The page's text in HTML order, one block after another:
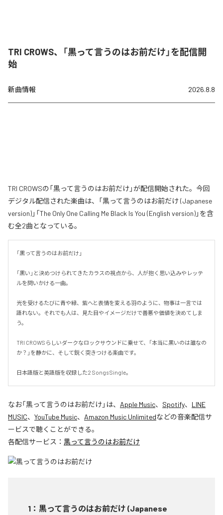
TRI CROWS、「黒って言うのはお前だけ」を配信開
始
新曲情報 2026.8.8
TRI CROWSの「黒って言うのはお前だけ」が配信開始された。今回
デジタル配信された楽曲は、「黒って言うのはお前だけ (Japanese
version)」「The Only One Calling Me Black Is You (English version)」を含
む全2曲となっている。
「黒って言うのはお前だけ」
「黒い」と決めつけられてきたカラスの視点から、人が抱く思い込みやレッテ
ルを問いかける一曲。
光を受けるたびに青や緑、紫へと表情を変える羽のように、物事は一言では
語れない。それでも人は、見た目やイメージだけで善悪や価値を決めてしま
う。
TRI CROWSらしいダークなロックサウンドに乗せて、「本当に黒いのは誰なの
か？」を静かに、そして鋭く突きつける楽曲です。
日本語版と英語版を収録した2 Songs Single。
なお「黒って言うのはお前だけ」は、 Apple Music、 Spotify、 LINE
MUSIC、 YouTube Music、 Amazon Music Unlimitedなどの音楽配信サ
ービスで聴くことができる。
各配信サービス： 黒って言うのはお前だけ
1 ： 黒って言うのはお前だけ (Japanese